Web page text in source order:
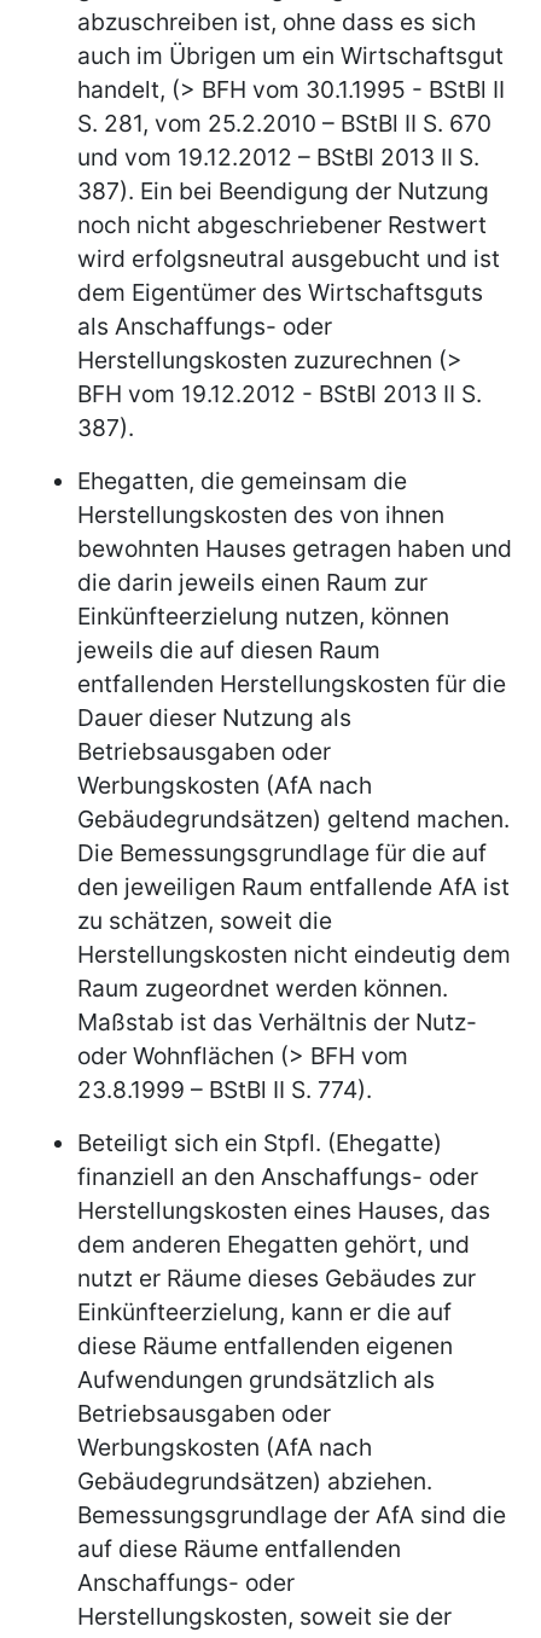
abzuschreiben ist, ohne dass es sich
auch im Übrigen um ein Wirtschaftsgut
handelt, (> BFH vom 30.1.1995 - BStBl II
S. 281, vom 25.2.2010 – BStBl II S. 670
und vom 19.12.2012 – BStBl 2013 II S.
387). Ein bei Beendigung der Nutzung
noch nicht abgeschriebener Restwert
wird erfolgsneutral ausgebucht und ist
dem Eigentümer des Wirtschaftsguts
als Anschaffungs- oder
Herstellungskosten zuzurechnen (>
BFH vom 19.12.2012 - BStBl 2013 II S.
387).
Ehegatten, die gemeinsam die
Herstellungskosten des von ihnen
bewohnten Hauses getragen haben und
die darin jeweils einen Raum zur
Einkünfteerzielung nutzen, können
jeweils die auf diesen Raum
entfallenden Herstellungskosten für die
Dauer dieser Nutzung als
Betriebsausgaben oder
Werbungskosten (AfA nach
Gebäudegrundsätzen) geltend machen.
Die Bemessungsgrundlage für die auf
den jeweiligen Raum entfallende AfA ist
zu schätzen, soweit die
Herstellungskosten nicht eindeutig dem
Raum zugeordnet werden können.
Maßstab ist das Verhältnis der Nutz-
oder Wohnflächen (> BFH vom
23.8.1999 – BStBl II S. 774).
Beteiligt sich ein Stpfl. (Ehegatte)
finanziell an den Anschaffungs- oder
Herstellungskosten eines Hauses, das
dem anderen Ehegatten gehört, und
nutzt er Räume dieses Gebäudes zur
Einkünfteerzielung, kann er die auf
diese Räume entfallenden eigenen
Aufwendungen grundsätzlich als
Betriebsausgaben oder
Werbungskosten (AfA nach
Gebäudegrundsätzen) abziehen.
Bemessungsgrundlage der AfA sind die
auf diese Räume entfallenden
Anschaffungs- oder
Herstellungskosten, soweit sie der